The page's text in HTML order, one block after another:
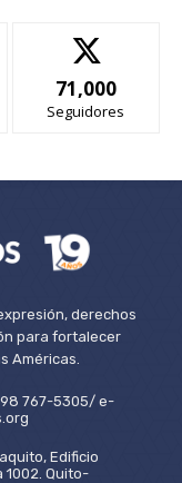
71,000
Seguidores
derechos
para fortalecer
Américas.
767-5305/ e-
Edificio
1002. Quito-